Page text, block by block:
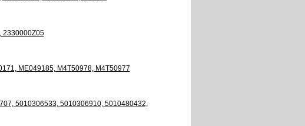
2330000Z05
ME049185, M4T50978, M4T50977
5010306533, 5010306910, 5010480432,